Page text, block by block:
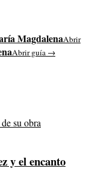
MagdalenaAbrir
Abrir guía →
y el encanto